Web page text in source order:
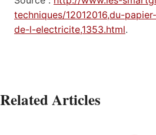
techniques/12012016,du-
de-l-electricite,1353.html.
Related Articles